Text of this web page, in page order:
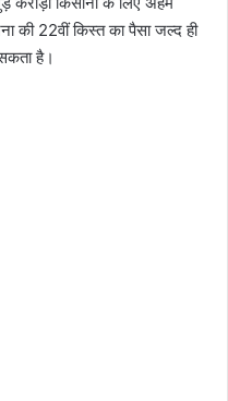
की 22वीं किस्त का पैसा जल्द ही
है।